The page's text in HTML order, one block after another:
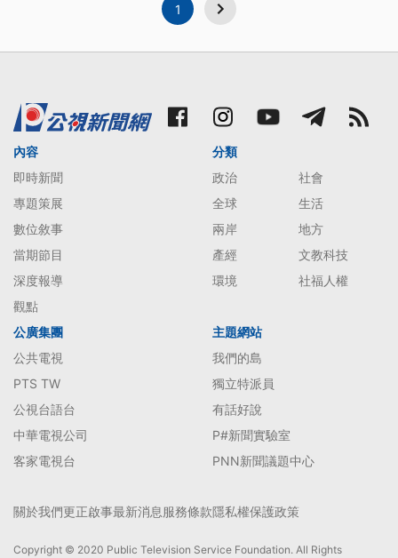
1
內容
即時新聞
專題策展
數位敘事
當期節目
深度報導
觀點
分類
政治
社會
全球
生活
兩岸
地方
產經
文教科技
環境
社福人權
公廣集團
公共電視
PTS TW
公視台語台
中華電視公司
客家電視台
主題網站
我們的島
獨立特派員
有話好說
P#新聞實驗室
PNN新聞議題中心
關於我們更正啟事最新消息服務條款隱私權保護政策
Copyright © 2020 Public Television Service Foundation. All Rights